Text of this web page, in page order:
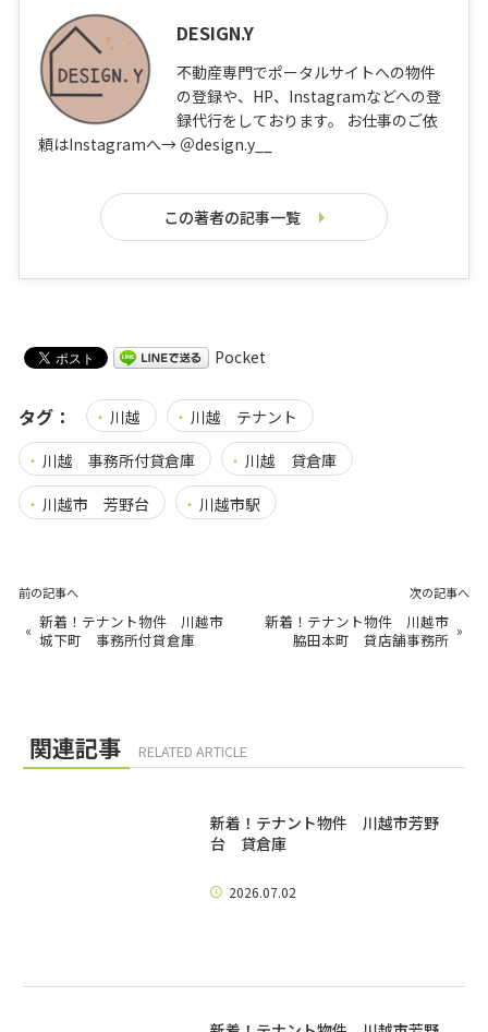
DESIGN.Y
不動産専門でポータルサイトへの物件
の登録や、HP、Instagramなどへの登
録代行をしております。 お仕事のご依
頼はInstagramへ→ ＠design.y__
この著者の記事一覧
Pocket
タグ： 川越
川越 テナント
川越 事務所付貸倉庫
川越 貸倉庫
川越市 芳野台
川越市駅
前の記事へ
« 新着！テナント物件 川越市
城下町 事務所付貸倉庫
次の記事へ
新着！テナント物件 川越市
脇田本町 貸店舗事務所 »
関連記事 RELATED ARTICLE
新着！テナント物件 川越市芳野
台 貸倉庫
2026.07.02